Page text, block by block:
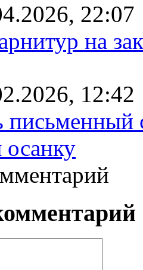
22:07
на
12:42
письменный
осанку